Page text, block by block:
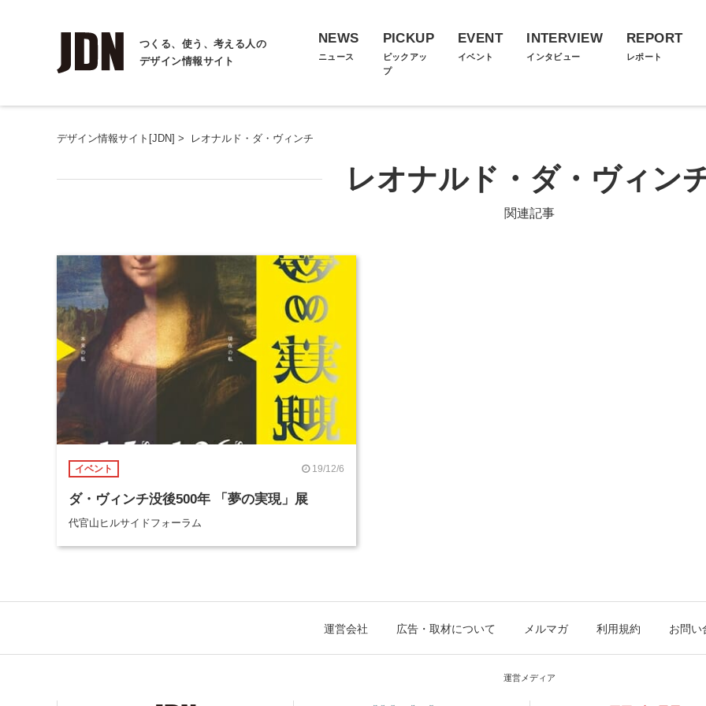
つくる、使う、考える人の
デザイン情報サイト
NEWS
ニュース
PICKUP
ピックアッ
プ
EVENT
イベント
INTERVIEW
インタビュー
REPORT
レポート
デザイン情報サイト[JDN] > レオナルド・ダ・ヴィンチ
レオナルド・ダ・ヴィン
関連記事
イベント 19/12/6
ダ・ヴィンチ没後500年 「夢の実現」展
代官山ヒルサイドフォーラム
運営会社 広告・取材について メルマガ 利用規約 お問い
運営メディア